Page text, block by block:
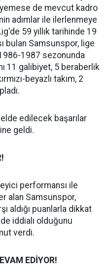
de mevcut kadro
adımlar ile ilerlenmeye
59 yıllık tarihinde 19
bulan Samsunspor, lige
1987 sezonunda
11 galibiyet, 5 beraberlik
beyazlı takım, 2
edilecek başarılar
geldi.
performansı ile
alan Samsunspor,
aldığı puanlarla dikkat
iddialı olduğunu
verdi.
EDİYOR!